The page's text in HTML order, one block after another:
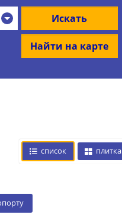
Искать
Найти на карте
список плитка